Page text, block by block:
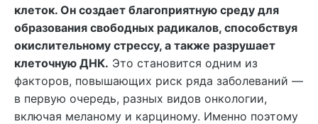
клеток. Он создает благоприятную среду для
образования свободных радикалов, способствуя
окислительному стрессу, а также разрушает
клеточную ДНК. Это становится одним из
факторов, повышающих риск ряда заболеваний —
в первую очередь, разных видов онкологии,
включая меланому и карциному. Именно поэтому